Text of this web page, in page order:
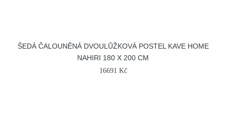
ŠEDÁ ČALOUNĚNÁ DVOULŮŽKOVÁ POSTEL KAVE HOME
NAHIRI 180 X 200 CM
16691 Kč